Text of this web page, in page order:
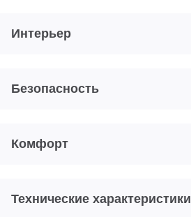
Интерьер
Безопасность
Комфорт
Технические характеристики